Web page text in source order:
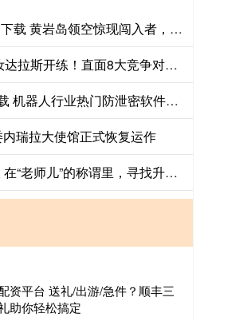
股票配资流程APP下载 黄岩岛领空惊现闯入者，中国海空兵力凌厉警告成功驱离
91快牛配资 李月汝达拉斯开练！直面8大竞争对手，辅佐两大状元冲WNBA季后赛
股E融配资APP下载 机器人行业热门防泄密软件：权威服务商怎么选
瑞拉大使馆正式恢复运作
涌融配资APP下载 在“老师儿”的称谓里，寻找升维的生命坐标
资平台 送礼/出游/急件？顺丰三
助你轻松搞定